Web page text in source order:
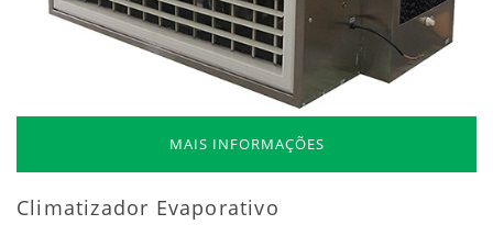
MAIS INFORMAÇÕES
Climatizador Evaporativo